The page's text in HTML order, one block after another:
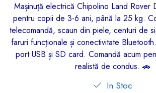
Mașinuță electrică Chipolino Land Rover
pentru copii de 3-6 ani, până la 25 kg.
telecomandă, scaun din piele, centuri de
faruri funcționale și conectivitate
port USB și SD card. Comandă acum
realistă de condus. 🚗
In Stoc